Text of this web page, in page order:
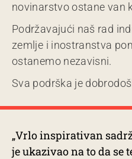
novinarstvo ostane van
Podržavajući naš rad
zemlje i inostranstva
ostanemo nezavisni.
Sva podrška je
„Vrlo inspirativan
je ukazivao na to da se